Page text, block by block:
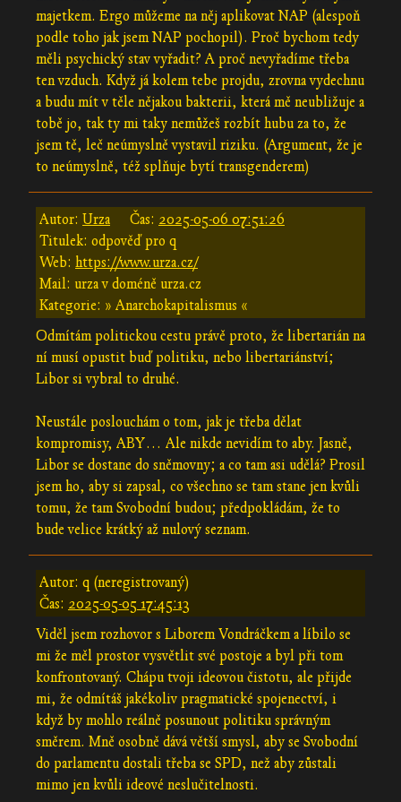
majetkem. Ergo můžeme na něj aplikovat NAP (alespoň
podle toho jak jsem NAP pochopil). Proč bychom tedy
měli psychický stav vyřadit? A proč nevyřadíme třeba
ten vzduch. Když já kolem tebe projdu, zrovna vydechnu
a budu mít v těle nějakou bakterii, která mě neubližuje a
tobě jo, tak ty mi taky nemůžeš rozbít hubu za to, že
jsem tě, leč neúmyslně vystavil riziku. (Argument, že je
to neúmyslně, též splňuje bytí transgenderem)
Autor: Urza Čas: 2025-05-06 07:51:26
Titulek: odpověď pro q
Web: https://www.urza.cz/
Mail: urza v doméně urza.cz
Kategorie: » Anarchokapitalismus «
Odmítám politickou cestu právě proto, že libertarián na
ní musí opustit buď politiku, nebo libertariánství;
Libor si vybral to druhé.
Neustále poslouchám o tom, jak je třeba dělat
kompromisy, ABY… Ale nikde nevidím to aby. Jasně,
Libor se dostane do sněmovny; a co tam asi udělá? Prosil
jsem ho, aby si zapsal, co všechno se tam stane jen kvůli
tomu, že tam Svobodní budou; předpokládám, že to
bude velice krátký až nulový seznam.
Autor: q (neregistrovaný)
Čas: 2025-05-05 17:45:13
Viděl jsem rozhovor s Liborem Vondráčkem a líbilo se
mi že měl prostor vysvětlit své postoje a byl při tom
konfrontovaný. Chápu tvoji ideovou čistotu, ale přijde
mi, že odmítáš jakékoliv pragmatické spojenectví, i
když by mohlo reálně posunout politiku správným
směrem. Mně osobně dává větší smysl, aby se Svobodní
do parlamentu dostali třeba se SPD, než aby zůstali
mimo jen kvůli ideové neslučitelnosti.